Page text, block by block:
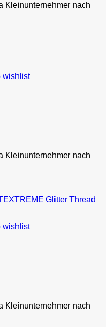
Kleinunternehmer nach
wishlist
Kleinunternehmer nach
wishlist
Kleinunternehmer nach